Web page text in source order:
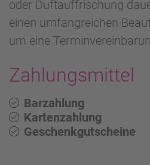
oder Duftauffrischung
einen umfangreichen
um eine
Zahlungsmittel
Barzahlung
Kartenzahlung
Geschenkgutscheine